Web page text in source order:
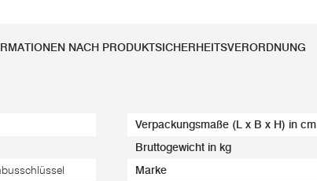
NACH PRODUKTSICHERHEITSVERORDNUNG
Verpackungsmaße (L x B x H) in cm
Bruttogewicht in kg
Marke